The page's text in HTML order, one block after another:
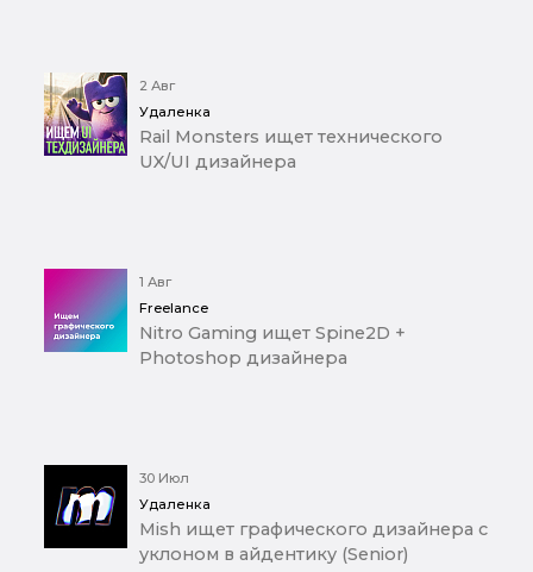
2 Авг
Удаленка
Rail Monsters ищет технического
UX/UI дизайнера
1 Авг
Freelance
Nitro Gaming ищет Spine2D +
Photoshop дизайнера
30 Июл
Удаленка
Mish ищет графического дизайнера с
уклоном в айдентику (Senior)